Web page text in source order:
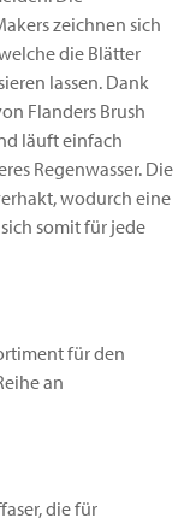
zeichnen sich
die Blätter
lassen. Dank
Flanders Brush
läuft einfach
Regenwasser. Die
wodurch eine
somit für jede
für den
an
die für